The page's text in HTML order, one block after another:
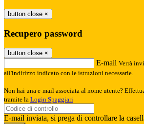
button close ×
Recupero password
button close ×
E-mail Verrà
all'indirizzo indicato con le istruzioni necessarie.
Non hai una e-mail associata al nome utente?
tramite la Login Spaggiari
E-mail inviata, si prega di controllare la